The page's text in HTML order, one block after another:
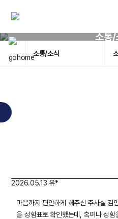
소통/
소통/소식
2026.05.13 유*
마음까지 편안하게 해주신 주사실 김
을 성함표로 확인했는데, 혹여나 성